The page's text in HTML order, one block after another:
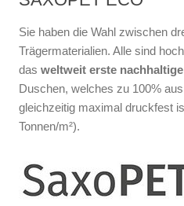
Sie haben die Wahl zwischen
Trägermaterialien. Alle sind
das weltweit erste
Duschen, welches zu 100%
gleichzeitig maximal druckfest
Tonnen/m²).